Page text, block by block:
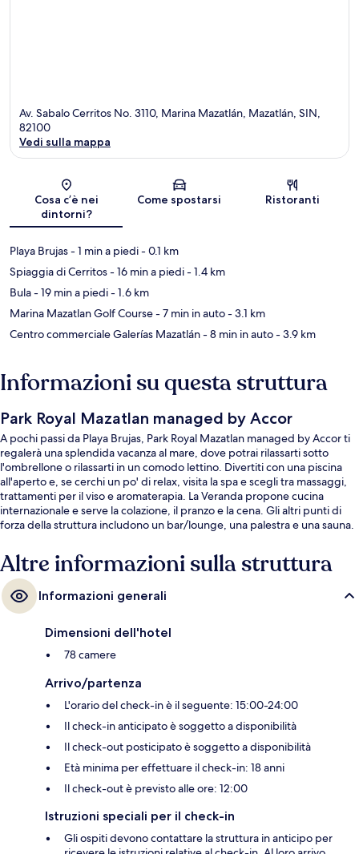
Av. Sabalo Cerritos No. 3110, Marina Mazatlán, Mazatlán, SIN,
82100
Vedi sulla mappa
Cosa c’è nei
dintorni?
Come spostarsi Ristoranti
Playa Brujas- 1 min a piedi- 0.1 km
Spiaggia di Cerritos- 16 min a piedi- 1.4 km
Bula- 19 min a piedi- 1.6 km
Marina Mazatlan Golf Course- 7 min in auto- 3.1 km
Centro commerciale Galerías Mazatlán- 8 min in auto- 3.9 km
Informazioni su questa struttura
Park Royal Mazatlan managed by Accor
A pochi passi da Playa Brujas, Park Royal Mazatlan managed by Accor ti
regalerà una splendida vacanza al mare, dove potrai rilassarti sotto
l'ombrellone o rilassarti in un comodo lettino. Divertiti con una piscina
all'aperto e, se cerchi un po' di relax, visita la spa e scegli tra massaggi,
trattamenti per il viso e aromaterapia. La Veranda propone cucina
internazionale e serve la colazione, il pranzo e la cena. Gli altri punti di
forza della struttura includono un bar/lounge, una palestra e una sauna.
Altre informazioni sulla struttura
Informazioni generali
Dimensioni dell'hotel
78 camere
Arrivo/partenza
L'orario del check-in è il seguente: 15:00-24:00
Il check-in anticipato è soggetto a disponibilità
Il check-out posticipato è soggetto a disponibilità
Età minima per effettuare il check-in: 18 anni
Il check-out è previsto alle ore: 12:00
Istruzioni speciali per il check-in
Gli ospiti devono contattare la struttura in anticipo per